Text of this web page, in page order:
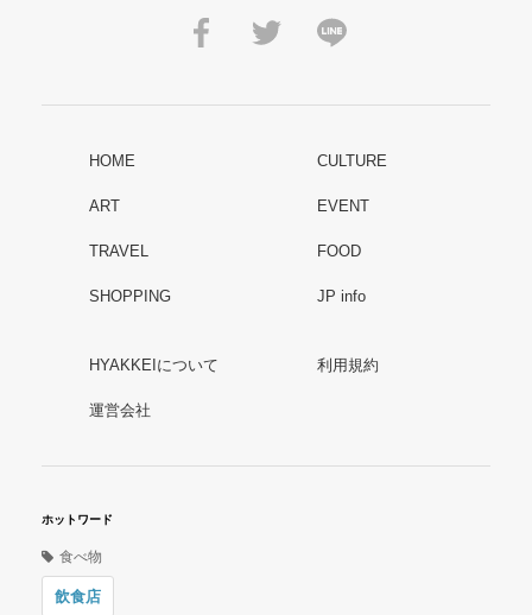
HOME CULTURE
ART EVENT
TRAVEL FOOD
SHOPPING JP info
HYAKKEIについて 利用規約
運営会社
ホットワード
食べ物
飲食店